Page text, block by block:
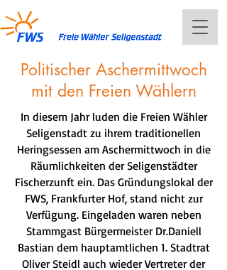
Politischer Aschermittwoch
mit den Freien Wählern
In diesem Jahr luden die Freien Wähler
Seligenstadt zu ihrem traditionellen
Heringsessen am Aschermittwoch in die
Räumlichkeiten der Seligenstädter
Fischerzunft ein. Das Gründungslokal der
FWS, Frankfurter Hof, stand nicht zur
Verfügung. Eingeladen waren neben
Stammgast Bürgermeister Dr.Daniell
Bastian dem hauptamtlichen 1. Stadtrat
Oliver Steidl auch wieder Vertreter der